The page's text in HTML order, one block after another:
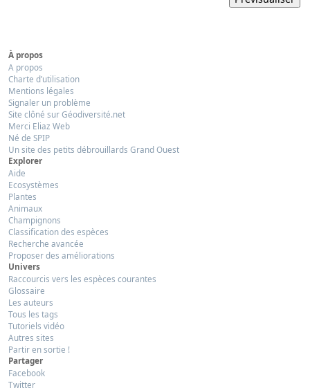
À propos
A propos
Charte d’utilisation
Mentions légales
Signaler un problème
Site clôné sur Géodiversité.net
Merci Eliaz Web
Né de SPIP
Un site des petits débrouillards Grand Ouest
Explorer
Aide
Ecosystèmes
Plantes
Animaux
Champignons
Classification des espèces
Recherche avancée
Proposer des améliorations
Univers
Raccourcis vers les espèces courantes
Glossaire
Les auteurs
Tous les tags
Tutoriels vidéo
Autres sites
Partir en sortie !
Partager
Facebook
Twitter